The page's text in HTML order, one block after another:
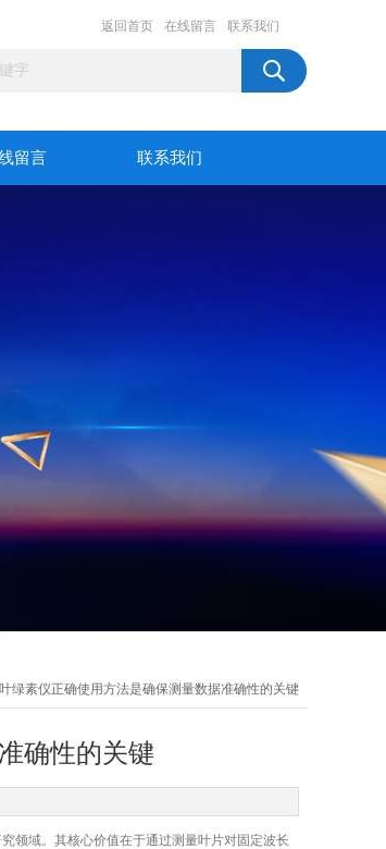
返回首页 在线留言 联系我们
留言 联系我们
绿素仪正确使用方法是确保测量数据准确性的关键
确性的关键
域。其核心价值在于通过测量叶片对固定波长